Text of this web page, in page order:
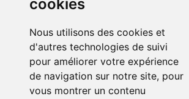
cookies
Nous utilisons des cookies et
d'autres technologies de suivi
pour améliorer votre expérience
de navigation sur notre site, pour
vous montrer un contenu